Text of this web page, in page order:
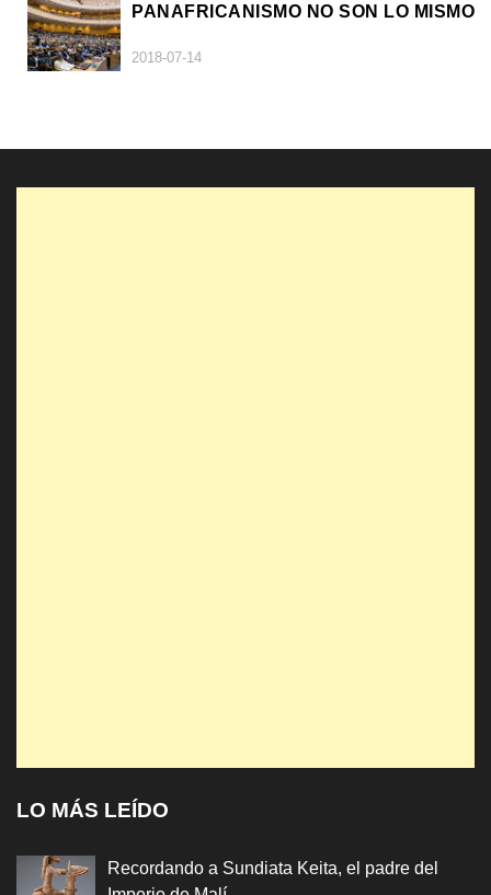
PANAFRICANISMO NO SON LO MISMO
2018-07-14
LO MÁS LEÍDO
Recordando a Sundiata Keita, el padre del